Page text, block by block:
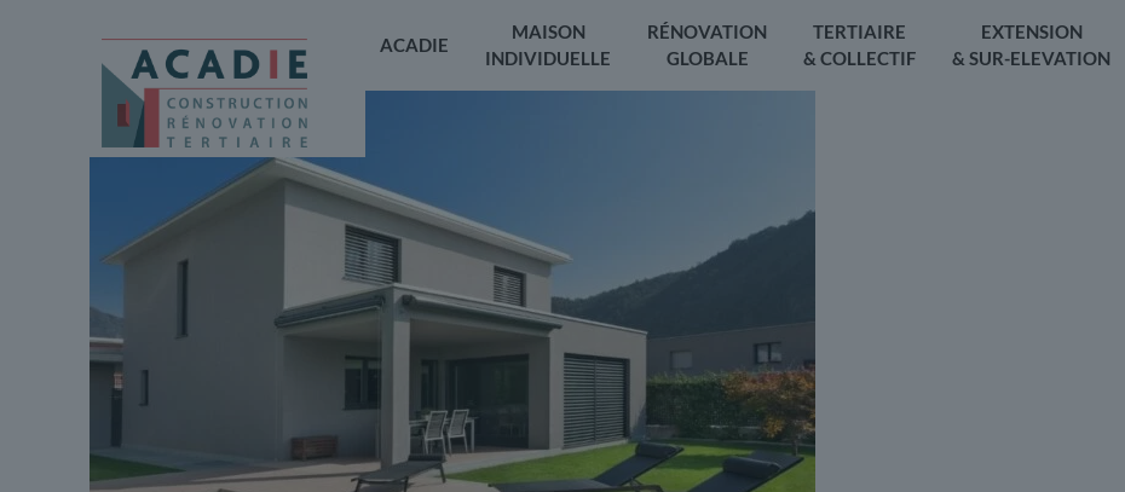
ACADIE
MAISON
INDIVIDUELLE
RÉNOVATION
GLOBALE
TERTIAIRE
& COLLECTIF
EXTENSION
& SUR-ELEVATION